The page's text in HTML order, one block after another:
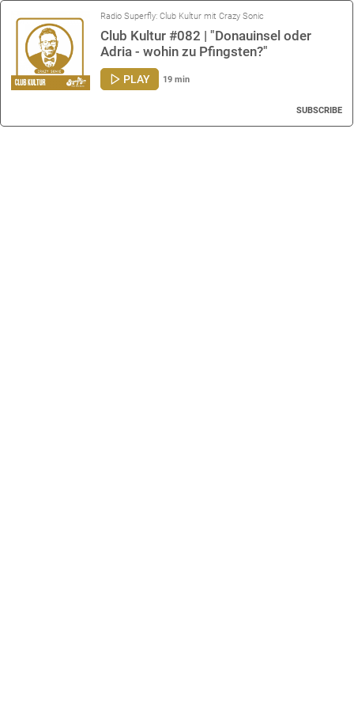
Radio Superfly: Club Kultur mit Crazy Sonic
Club Kultur #082 | "Donauinsel oder
Adria - wohin zu Pfingsten?"
PLAY 19 min
SUBSCRIBE